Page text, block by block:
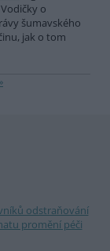
o
šumavského
jak o tom
»
odstraňování
promění péči